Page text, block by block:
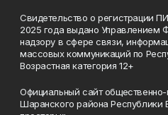
Свидетельство о регистрации
2025 года выдано Управлением
надзору в сфере связи,
массовых коммуникаций по
Возрастная категория 12+
Официальный сайт общественно-
Шаранского района